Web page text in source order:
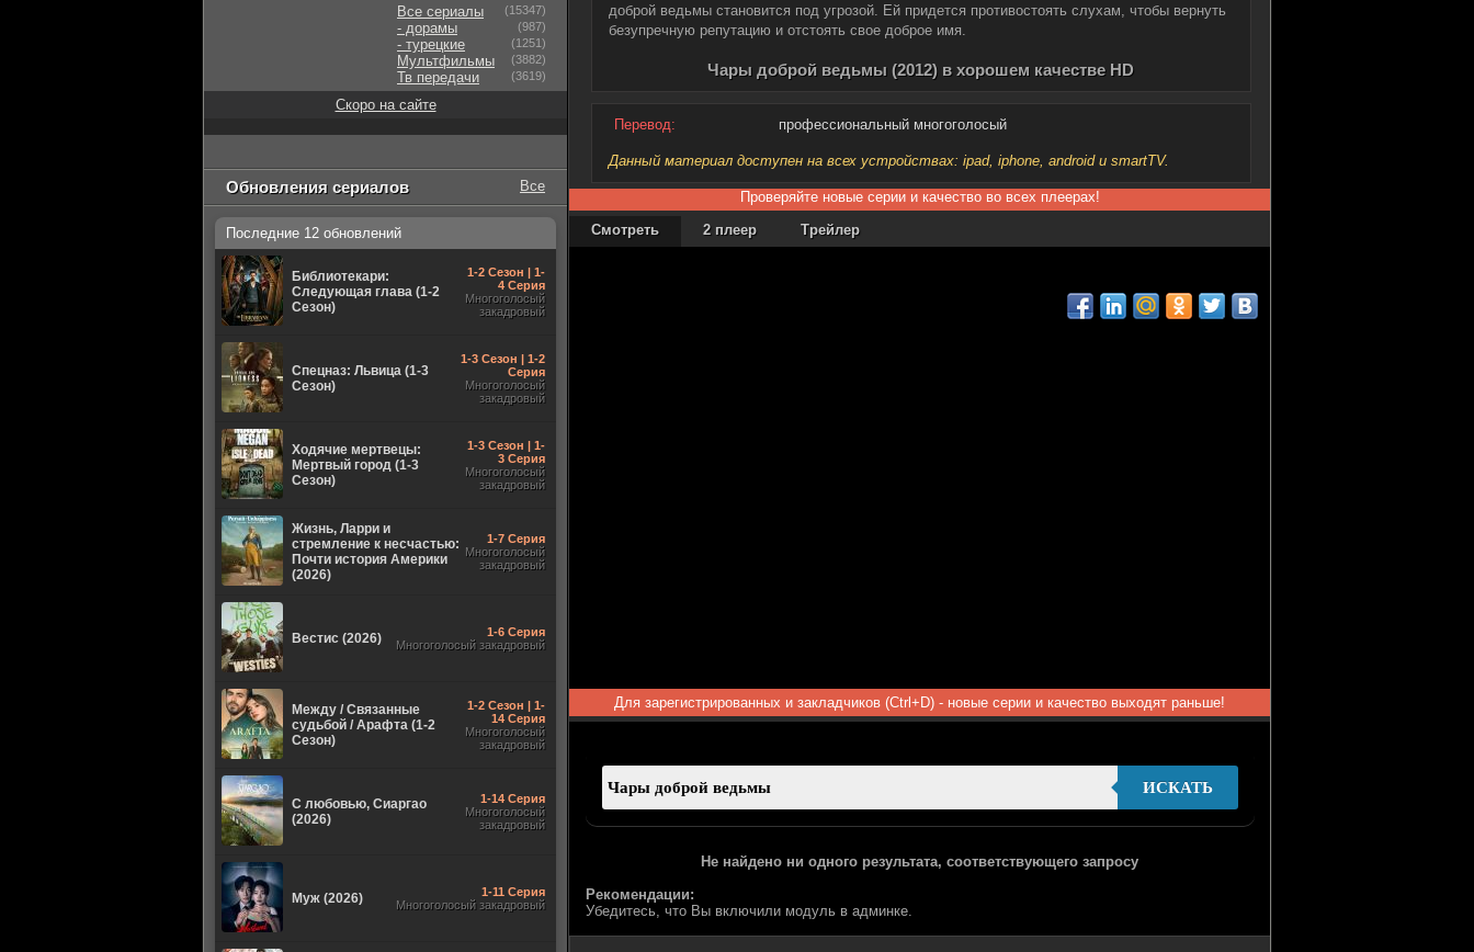
доброй ведьмы становится под угрозой. Ей придется противостоять слухам, чтобы вернуть
безупречную репутацию и отстоять свое доброе имя.
Чары доброй ведьмы (2012) в хорошем качестве HD
Перевод: профессиональный многоголосый
Данный материал доступен на всех устройствах: ipad, iphone, android и smartTV.
Проверяйте новые серии и качество во всех плеерах!
Смотреть
2 плеер Трейлер
Для зарегистрированных и закладчиков (Ctrl+D) - новые серии и качество выходят раньше!
ИСКАТЬ
Не найдено ни одного результата, соответствующего запросу
Рекомендации:
Убедитесь, что Вы включили модуль в админке.
Все сериалы (15347)
- дорамы (987)
- турецкие (1251)
Мультфильмы (3882)
Тв передачи (3619)
Скоро на сайте
Обновления сериалов Все
Последние 12 обновлений
Библиотекари:
Следующая глава (1-2
Сезон)
1-2 Сезон | 1-
4 Серия
Многоголосый
закадровый
Спецназ: Львица (1-3
Сезон)
1-3 Сезон | 1-2
Серия
Многоголосый
закадровый
Ходячие мертвецы:
Мертвый город (1-3
Сезон)
1-3 Сезон | 1-
3 Серия
Многоголосый
закадровый
Жизнь, Ларри и
стремление к несчастью:
Почти история Америки
(2026)
1-7 Серия
Многоголосый
закадровый
Вестис (2026)
1-6 Серия
Многоголосый закадровый
Между / Связанные
судьбой / Арафта (1-2
Сезон)
1-2 Сезон | 1-
14 Серия
Многоголосый
закадровый
С любовью, Сиаргао
(2026)
1-14 Серия
Многоголосый
закадровый
Муж (2026)
1-11 Серия
Многоголосый закадровый